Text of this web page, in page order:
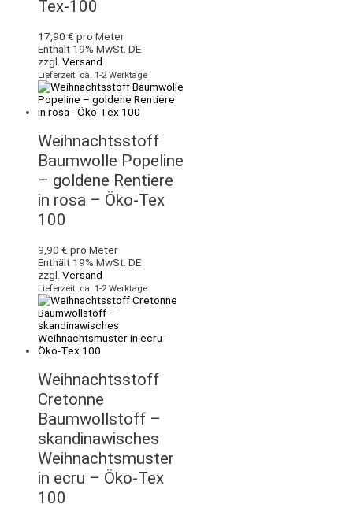
Tex-100
17,90 € pro Meter
Enthält 19% MwSt. DE
zzgl. Versand
Lieferzeit: ca. 1-2 Werktage
Weihnachtsstoff
Baumwolle Popeline
– goldene Rentiere
in rosa – Öko-Tex
100
9,90 € pro Meter
Enthält 19% MwSt. DE
zzgl. Versand
Lieferzeit: ca. 1-2 Werktage
Weihnachtsstoff
Cretonne
Baumwollstoff –
skandinawisches
Weihnachtsmuster
in ecru – Öko-Tex
100